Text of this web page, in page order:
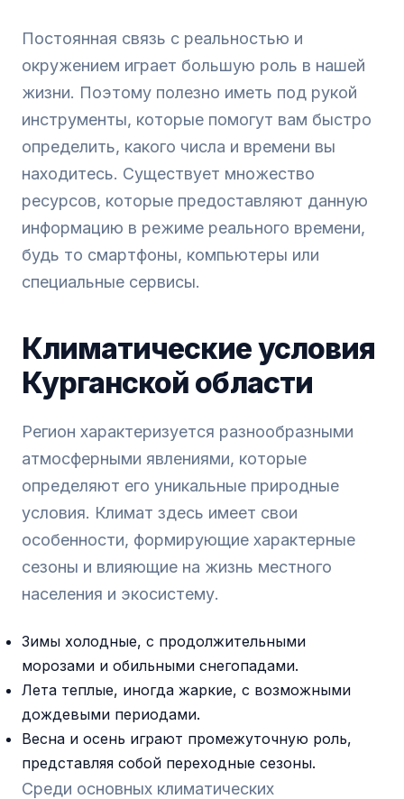
Постоянная связь с реальностью и
окружением играет большую роль в нашей
жизни. Поэтому полезно иметь под рукой
инструменты, которые помогут вам быстро
определить, какого числа и времени вы
находитесь. Существует множество
ресурсов, которые предоставляют данную
информацию в режиме реального времени,
будь то смартфоны, компьютеры или
специальные сервисы.
Климатические условия
Курганской области
Регион характеризуется разнообразными
атмосферными явлениями, которые
определяют его уникальные природные
условия. Климат здесь имеет свои
особенности, формирующие характерные
сезоны и влияющие на жизнь местного
населения и экосистему.
Зимы холодные, с продолжительными
морозами и обильными снегопадами.
Лета теплые, иногда жаркие, с возможными
дождевыми периодами.
Весна и осень играют промежуточную роль,
представляя собой переходные сезоны.
Среди основных климатических